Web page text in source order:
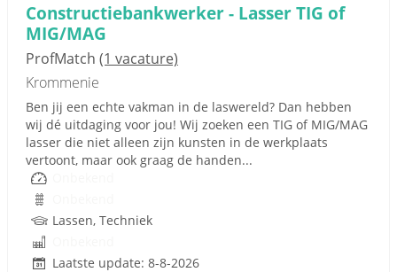
Constructiebankwerker - Lasser TIG of
MIG/MAG
ProfMatch (1 vacature)
Krommenie
Ben jij een echte vakman in de laswereld? Dan hebben
wij dé uitdaging voor jou! Wij zoeken een TIG of MIG/MAG
lasser die niet alleen zijn kunsten in de werkplaats
vertoont, maar ook graag de handen...
Lassen, Techniek
Laatste update: 8-8-2026